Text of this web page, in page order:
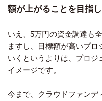
額が上がることを目指
いえ、5万円の資金調達も
ますし、目標額が高いプ
いくというよりは、プロジ
イメージです。
今まで、クラウドファンデ